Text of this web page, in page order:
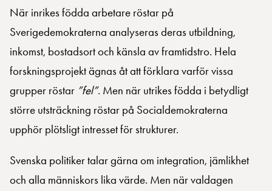
När inrikes födda arbetare röstar på
Sverigedemokraterna analyseras deras utbildning,
inkomst, bostadsort och känsla av framtidstro. Hela
forskningsprojekt ägnas åt att förklara varför vissa
grupper röstar ”fel”. Men när utrikes födda i betydligt
större utsträckning röstar på Socialdemokraterna
upphör plötsligt intresset för strukturer.
Svenska politiker talar gärna om integration, jämlikhet
och alla människors lika värde. Men när valdagen